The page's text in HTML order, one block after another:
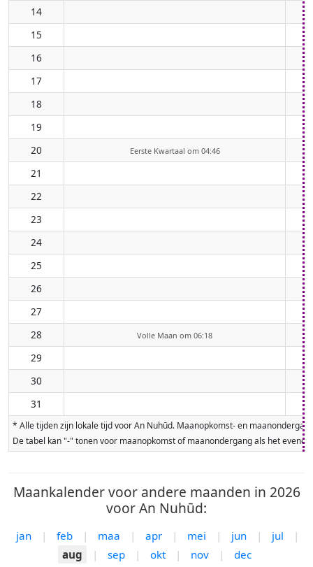
14
15
16
17
18
19
20
Eerste Kwartaal om 04:46
21
22
23
24
25
26
27
28
Volle Maan om 06:18
29
30
31
* Alle tijden zijn lokale tijd voor An Nuhūd. Maanopkomst- en
De tabel kan "-" tonen voor maanopkomst of maanondergang als het
Maankalender voor andere maanden in 2026
voor An Nuhūd:
jan | feb | maa | apr | mei | jun | jul
|
aug
| sep | okt | nov | dec